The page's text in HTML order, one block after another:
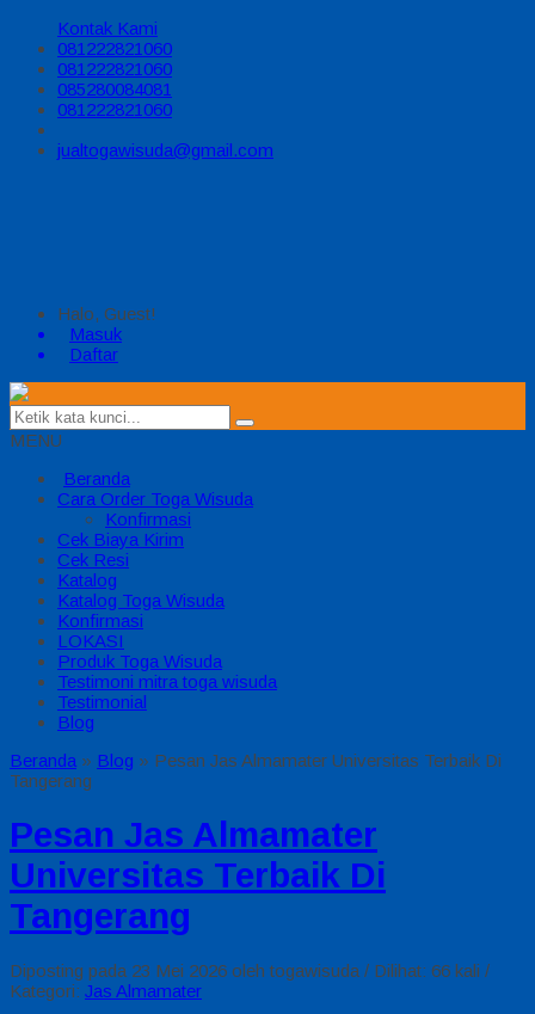
Kontak Kami
081222821060
081222821060
085280084081
081222821060
jualtogawisuda@gmail.com
Halo, Guest!
Masuk
Daftar
MENU
Beranda
Cara Order Toga Wisuda
Konfirmasi
Cek Biaya Kirim
Cek Resi
Katalog
Katalog Toga Wisuda
Konfirmasi
LOKASI
Produk Toga Wisuda
Testimoni mitra toga wisuda
Testimonial
Blog
Beranda » Blog » Pesan Jas Almamater Universitas Terbaik Di
Tangerang
Pesan Jas Almamater
Universitas Terbaik Di
Tangerang
Diposting pada 23 Mei 2026 oleh togawisuda / Dilihat: 66 kali /
Kategori: Jas Almamater